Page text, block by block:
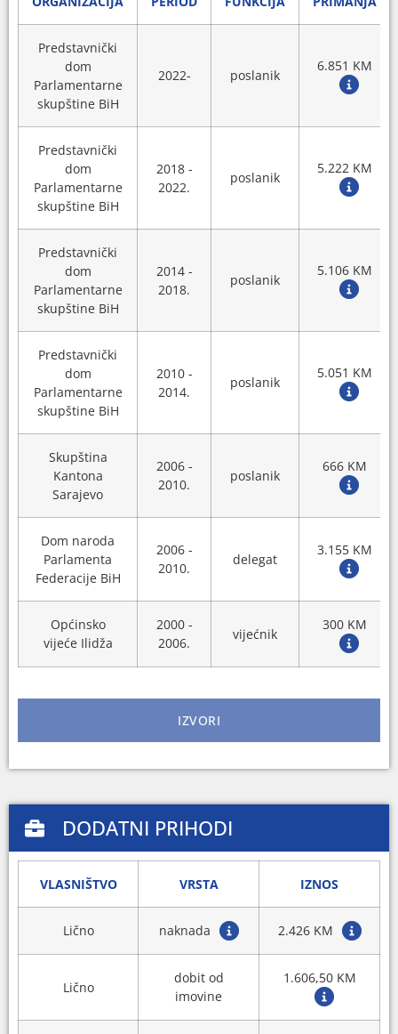
Predstavnički
dom
Parlamentarne
skupštine BiH
2022- poslanik
6.851 KM
Predstavnički
dom
Parlamentarne
skupštine BiH
2018 -
2022.
poslanik
5.222 KM
Predstavnički
dom
Parlamentarne
skupštine BiH
2014 -
2018.
poslanik
5.106 KM
Predstavnički
dom
Parlamentarne
skupštine BiH
2010 -
2014.
poslanik
5.051 KM
Skupština
Kantona
Sarajevo
2006 -
2010.
poslanik
666 KM
Dom naroda
Parlamenta
Federacije BiH
2006 -
2010.
delegat
3.155 KM
Općinsko
vijeće Ilidža
2000 -
2006.
vijećnik
300 KM
IZVORI
DODATNI PRIHODI
VLASNIŠTVO VRSTA IZNOS
Lično naknada 2.426 KM
Lično
dobit od
imovine
1.606,50 KM